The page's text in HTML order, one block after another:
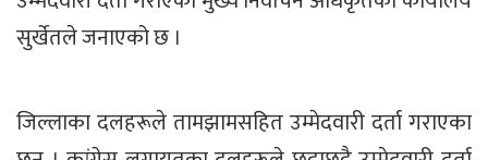
सुर्खेतले जनाएको छ ।
जिल्लाका दलहरूले तामझामसहित उम्मेदवारी दर्ता गराएका